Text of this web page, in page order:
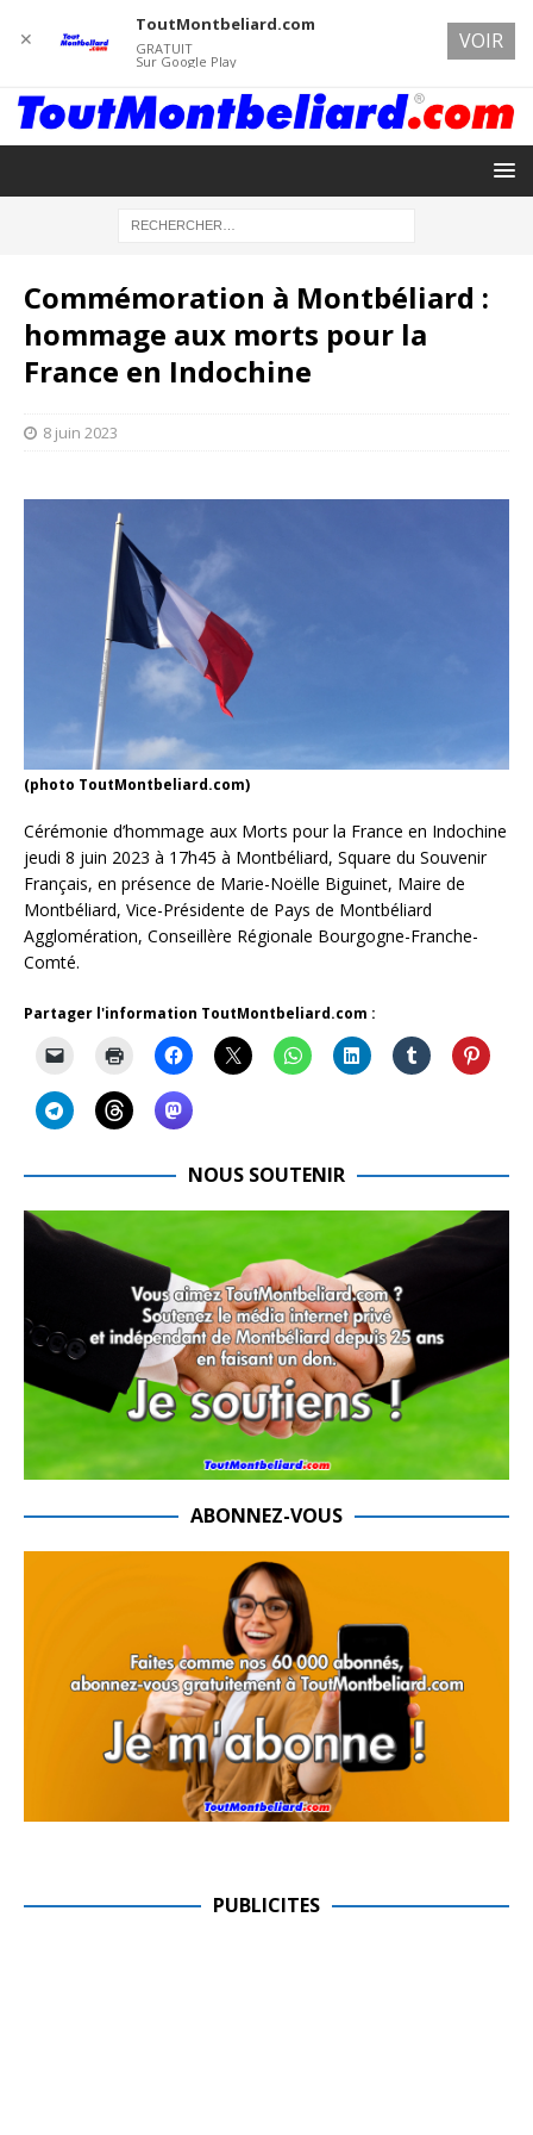
Commémoration à Montbéliard :
hommage aux morts pour la
France en Indochine
8 juin 2023
(photo ToutMontbeliard.com)
Cérémonie d’hommage aux Morts pour la France en Indochine
jeudi 8 juin 2023 à 17h45 à Montbéliard, Square du Souvenir
Français, en présence de Marie-Noëlle Biguinet, Maire de
Montbéliard, Vice-Présidente de Pays de Montbéliard
Agglomération, Conseillère Régionale Bourgogne-Franche-
Comté.
Partager l'information ToutMontbeliard.com :
NOUS SOUTENIR
ABONNEZ-VOUS
PUBLICITES
✕
ToutMontbeliard.com
GRATUIT
Sur Google Play
VOIR